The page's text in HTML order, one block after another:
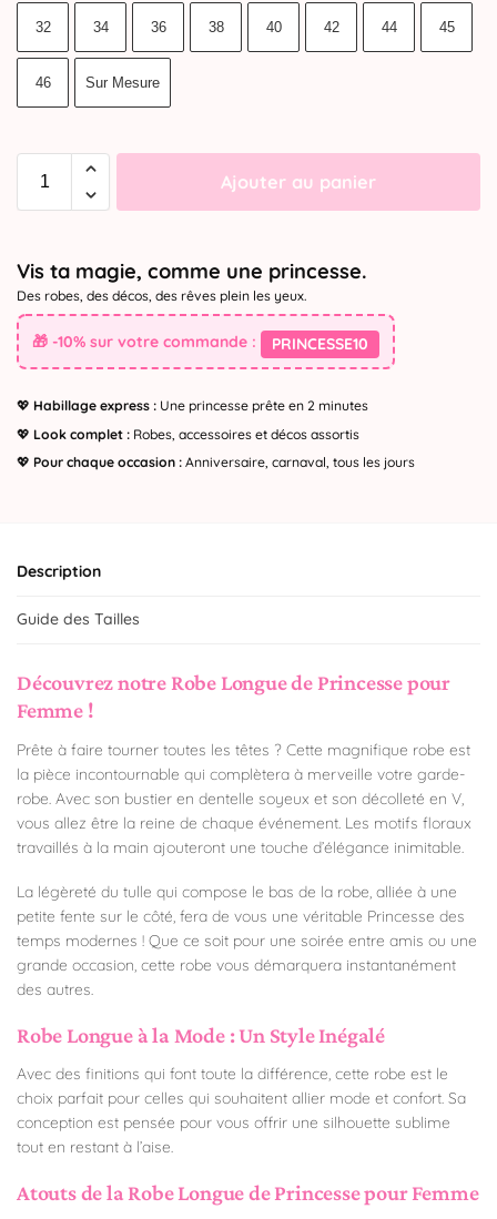
32 34 36 38 40 42 44 45
46 Sur Mesure
Ajouter au panier
Vis ta magie, comme une princesse.
Des robes, des décos, des rêves plein les yeux.
🎁 -10% sur votre commande : PRINCESSE10
💖 Habillage express : Une princesse prête en 2 minutes
💖 Look complet : Robes, accessoires et décos assortis
💖 Pour chaque occasion : Anniversaire, carnaval, tous les jours
Description
Guide des Tailles
Découvrez notre Robe Longue de Princesse pour
Femme !
Prête à faire tourner toutes les têtes ? Cette magnifique robe est
la pièce incontournable qui complètera à merveille votre garde-
robe. Avec son bustier en dentelle soyeux et son décolleté en V,
vous allez être la reine de chaque événement. Les motifs floraux
travaillés à la main ajouteront une touche d’élégance inimitable.
La légèreté du tulle qui compose le bas de la robe, alliée à une
petite fente sur le côté, fera de vous une véritable Princesse des
temps modernes ! Que ce soit pour une soirée entre amis ou une
grande occasion, cette robe vous démarquera instantanément
des autres.
Robe Longue à la Mode : Un Style Inégalé
Avec des finitions qui font toute la différence, cette robe est le
choix parfait pour celles qui souhaitent allier mode et confort. Sa
conception est pensée pour vous offrir une silhouette sublime
tout en restant à l’aise.
Atouts de la Robe Longue de Princesse pour Femme